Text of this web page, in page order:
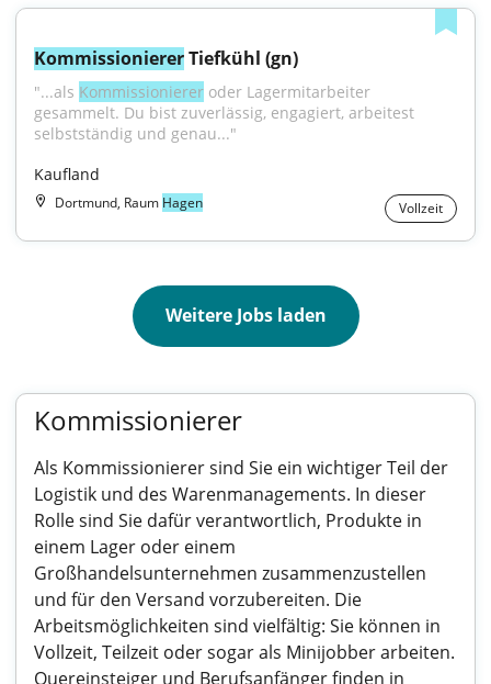
Kommissionierer Tiefkühl (gn)
"...als Kommissionierer oder Lagermitarbeiter
gesammelt. Du bist zuverlässig, engagiert, arbeitest
selbstständig und genau..."
Kaufland
Dortmund, Raum Hagen Vollzeit
Weitere Jobs laden
Kommissionierer
Als Kommissionierer sind Sie ein wichtiger Teil der
Logistik und des Warenmanagements. In dieser
Rolle sind Sie dafür verantwortlich, Produkte in
einem Lager oder einem
Großhandelsunternehmen zusammenzustellen
und für den Versand vorzubereiten. Die
Arbeitsmöglichkeiten sind vielfältig: Sie können in
Vollzeit, Teilzeit oder sogar als Minijobber arbeiten.
Quereinsteiger und Berufsanfänger finden in